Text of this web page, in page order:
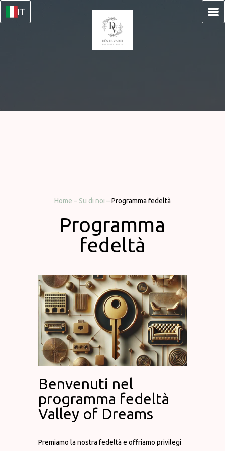
IT
Home – Su di noi –Programma fedeltà
Programma
fedeltà
Benvenuti nel
programma fedeltà
Valley of Dreams
Premiamo la nostra fedeltà e offriamo privilegi